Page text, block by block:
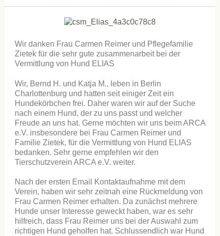
Wir danken Frau Carmen Reimer und Pflegefamilie
Zietek für die sehr gute zusammenarbeit bei der
Vermittlung von Hund ELIAS
Wir, Bernd H. und Katja M., leben in Berlin
Charlottenburg und hatten seit einiger Zeit ein
Hundekörbchen frei. Daher waren wir auf der Suche
nach einem Hund, der zu uns passt und welcher
Freude an uns hat. Gerne möchten wir uns beim ARCA
e.V. insbesondere bei Frau Carmen Reimer und
Familie Zietek, für die Vermittlung von Hund ELIAS
bedanken. Sehr gerne empfehlen wir den
Tierschutzverein ARCA e.V. weiter.
Nach der ersten Email Kontaktaufnahme mit dem
Verein, haben wir sehr zeitnah eine Rückmeldung von
Frau Carmen Reimer erhalten. Da zunächst mehrere
Hunde unser Interesse geweckt haben, war es sehr
hilfreich, dass Frau Reimer uns bei der Auswahl zum
richtigen Hund geholfen hat. Schlussendlich war Hund